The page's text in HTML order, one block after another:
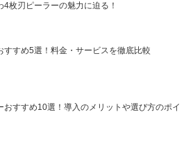
4枚刃ピーラーの魅力に迫る！
すすめ5選！料金・サービスを徹底比較
おすすめ10選！導入のメリットや選び方のポイ